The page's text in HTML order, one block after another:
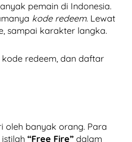
pemain di Indonesia.
kode redeem. Lewat
sampai karakter langka.
redeem, dan daftar
oleh banyak orang. Para
“Free Fire” dalam